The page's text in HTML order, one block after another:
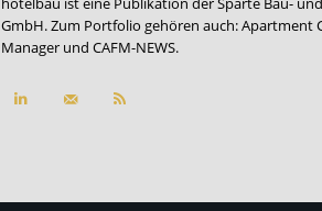
GmbH. Zum Portfolio gehören auch:Apartment
Manager und CAFM-NEWS.